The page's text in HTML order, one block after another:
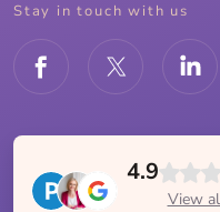
Stay in touch with us
4.9
View